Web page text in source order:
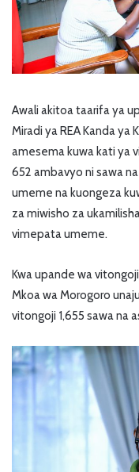
Awali akitoa taarifa ya
Miradi ya REA Kanda ya
amesema kuwa kati ya
652 ambavyo ni sawa
umeme na kuongeza
za miwisho za
vimepata umeme.
Kwa upande wa
Mkoa wa Morogoro
vitongoji 1,655 sawa na